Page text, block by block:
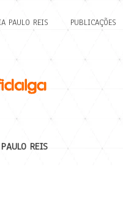
PAULO REIS PUBLICAÇÕES
REIS